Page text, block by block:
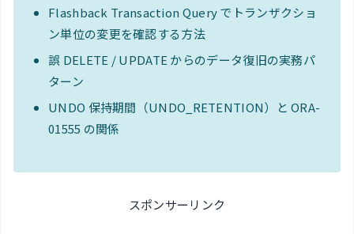
Flashback Transaction Query でトランザクショ
ン単位の変更を確認する方法
誤 DELETE / UPDATE からのデータ復旧の実務パ
ターン
UNDO 保持期間（UNDO_RETENTION）と ORA-
01555 の関係
スポンサーリンク